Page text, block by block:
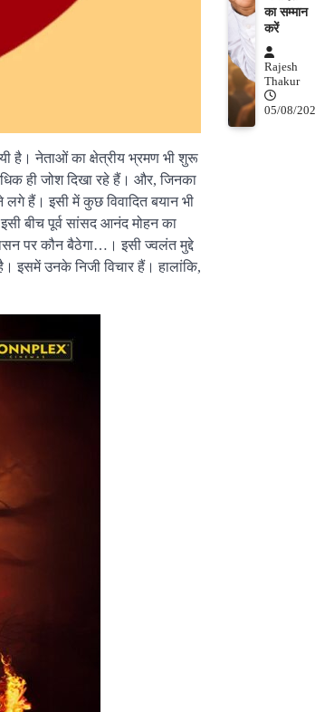
है। नेताओं का क्षेत्रीय भ्रमण भी शुरू
ही जोश दिखा रहे हैं। और, जिनका
हैं। इसी में कुछ विवादित बयान भी
बीच पूर्व सांसद आनंद मोहन का
पर कौन बैठेगा…। इसी ज्वलंत मुद्दे
इसमें उनके निजी विचार हैं। हालांकि,
का सम्मान
करें
Rajesh
Thakur
05/08/